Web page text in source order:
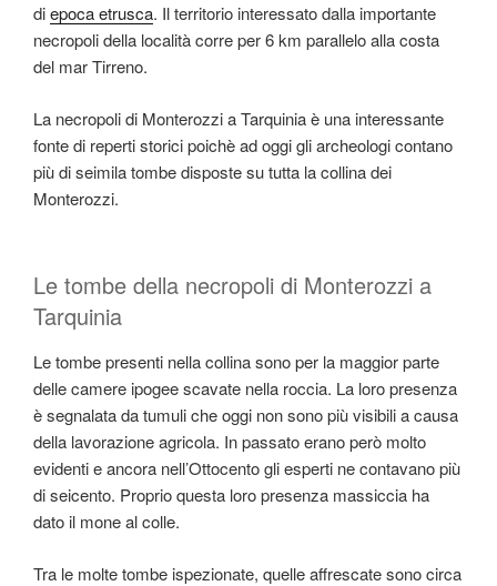
diepoca etrusca. Il territorio interessato dalla importante
necropoli della località corre per 6 km parallelo alla costa
del mar Tirreno.
La necropoli di Monterozzi a Tarquinia è una interessante
fonte di reperti storici poichè ad oggi gli archeologi contano
più di seimila tombe disposte su tutta la collina dei
Monterozzi.
Le tombe della necropoli di Monterozzi a
Tarquinia
Le tombe presenti nella collina sono per la maggior parte
delle camere ipogee scavate nella roccia. La loro presenza
è segnalata da tumuli che oggi non sono più visibili a causa
della lavorazione agricola. In passato erano però molto
evidenti e ancora nell’Ottocento gli esperti ne contavano più
di seicento. Proprio questa loro presenza massiccia ha
dato il mone al colle.
Tra le molte tombe ispezionate, quelle affrescate sono circa